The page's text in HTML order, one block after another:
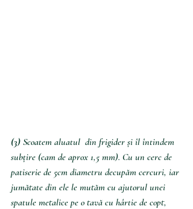
(3) Scoatem aluatul  din frigider și îl întindem
subțire (cam de aprox 1,5 mm). Cu un cerc de
patiserie de 5cm diametru decupăm cercuri, iar
jumătate din ele le mutăm cu ajutorul unei
spatule metalice pe o tavă cu hârtie de copt,